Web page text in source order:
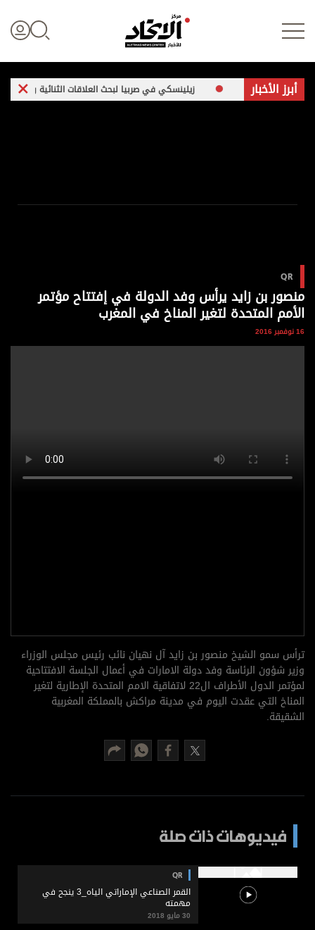
علوم الدار
الرياضة
وجهات نظر
الترفيه
تغطيات
برامج
عدد اليوم
مواقيت الصلاة
أبرز الأخبار
إيجه زيلينسكي في صربيا لبحث العلاقات الثنائية والتعاون الأمني
QR
منصور بن زايد يرأس وفد الدولة في إفتتاح مؤتمر
الأمم المتحدة لتغير المناخ في المغرب
16 نوفمبر 2016
ترأس سمو الشيخ منصور بن زايد آل نهيان نائب رئيس مجلس الوزراء
وزير شؤون الرئاسة وفد دولة الامارات في أعمال الجلسة الافتتاحية
لمؤتمر الدول الأطراف ال22 لاتفاقية الامم المتحدة الإطارية لتغير
المناخ التي عقدت اليوم في مدينة مراكش بالمملكة المغربية
الشقيقة.
فيديوهات ذات صلة
QR
القمر الصناعي الإماراتي الياه_3 ينجح في
مهمته
30 مايو 2018